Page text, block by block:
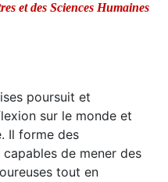
et des Sciences Humaines
poursuit et
sur le monde et
Il forme des
de mener des
tout en